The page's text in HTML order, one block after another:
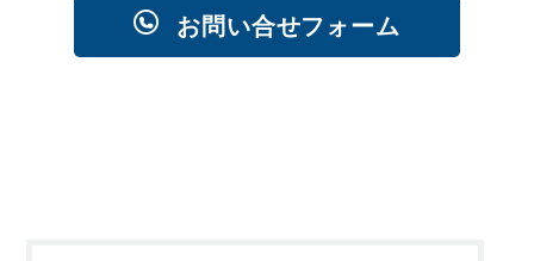
お問い合せフォーム